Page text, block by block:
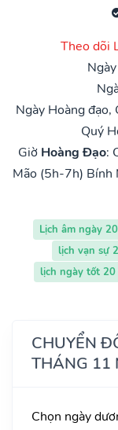
Theo dõi
Ngày
Ngày Hoàng đạo,
Quý
Giờ Hoàng Đạo:
Mão (5h-7h) Bính
Lịch âm ngày
lịch vạn sự
lịch ngày tốt
CHUYỂN
THÁNG 11
Chọn ngày